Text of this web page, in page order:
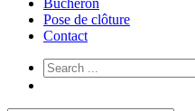
Bûcheron
Pose de clôture
Contact